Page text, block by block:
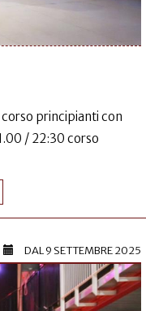
principianti con
/ 22:30 corso
DAL9 SETTEMBRE 2025